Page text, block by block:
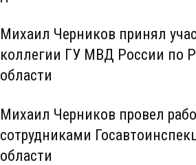
Михаил Черников принял
коллегии ГУ МВД России по
области
Михаил Черников провел
сотрудниками
области